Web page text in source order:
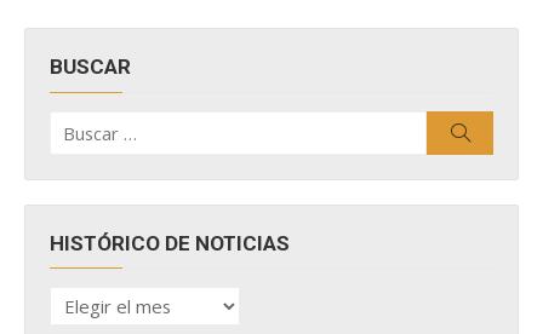
BUSCAR
por:
HISTÓRICO DE NOTICIAS
HISTÓRICO
DE